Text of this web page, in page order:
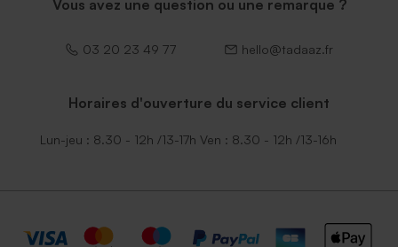
Vous avez une question ou une remarque ?
03 20 23 49 77 hello@tadaaz.fr
Horaires d'ouverture du service client
Lun-jeu : 8.30 - 12h /13-17h Ven : 8.30 - 12h /13-16h